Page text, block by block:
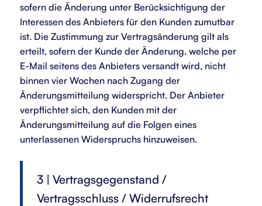
sofern die Änderung unter Berücksichtigung der
Interessen des Anbieters für den Kunden zumutbar
ist. Die Zustimmung zur Vertragsänderung gilt als
erteilt, sofern der Kunde der Änderung, welche per
E-Mail seitens des Anbieters versandt wird, nicht
binnen vier Wochen nach Zugang der
Änderungsmitteilung widerspricht. Der Anbieter
verpflichtet sich, den Kunden mit der
Änderungsmitteilung auf die Folgen eines
unterlassenen Widerspruchs hinzuweisen.
3 | Vertragsgegenstand /
Vertragsschluss / Widerrufsrecht